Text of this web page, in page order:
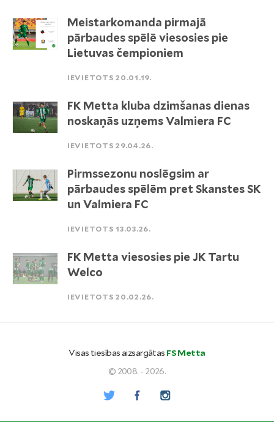
Meistarkomanda pirmajā
pārbaudes spēlē viesosies pie
Lietuvas čempioniem
IEVIETOTS 20.01.19.
FK Metta kluba dzimšanas dienas
noskaņās uzņems Valmiera FC
IEVIETOTS 29.04.26.
Pirmssezonu noslēgsim ar
pārbaudes spēlēm pret Skanstes SK
un Valmiera FC
IEVIETOTS 13.03.26.
FK Metta viesosies pie JK Tartu
Welco
IEVIETOTS 20.02.26.
Visas tiesības aizsargātas FS Metta
© 2008. - 2026.